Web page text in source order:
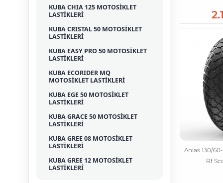
KUBA CHIA 125 MOTOSİKLET
LASTİKLERİ
KUBA CRISTAL 50 MOTOSİKLET
LASTİKLERİ
KUBA EASY PRO 50 MOTOSİKLET
LASTİKLERİ
KUBA ECORIDER MQ
MOTOSİKLET LASTİKLERİ
KUBA EGE 50 MOTOSİKLET
LASTİKLERİ
KUBA GRACE 50 MOTOSİKLET
LASTİKLERİ
KUBA GREE 08 MOTOSİKLET
LASTİKLERİ
KUBA GREE 12 MOTOSİKLET
LASTİKLERİ
Anlas 130/
Rf